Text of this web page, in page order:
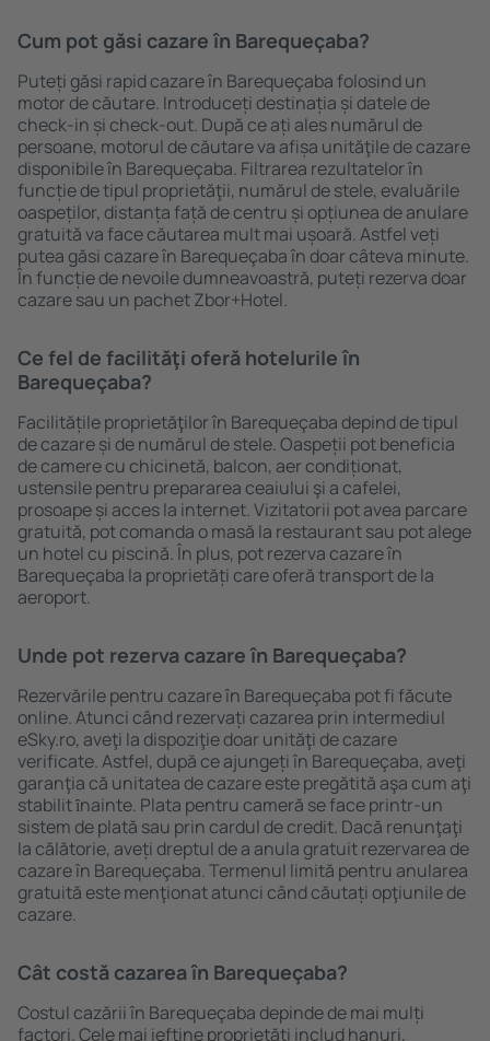
Cum pot găsi cazare în Barequeçaba?
Puteți găsi rapid cazare în Barequeçaba folosind un
motor de căutare. Introduceți destinația și datele de
check-in și check-out. După ce ați ales numărul de
persoane, motorul de căutare va afișa unităţile de cazare
disponibile în Barequeçaba. Filtrarea rezultatelor în
funcție de tipul proprietăţii, numărul de stele, evaluările
oaspeților, distanța față de centru și opțiunea de anulare
gratuită va face căutarea mult mai ușoară. Astfel veți
putea găsi cazare în Barequeçaba în doar câteva minute.
În funcție de nevoile dumneavoastră, puteți rezerva doar
cazare sau un pachet Zbor+Hotel.
Ce fel de facilităţi oferă hotelurile în
Barequeçaba?
Facilitățile proprietăţilor în Barequeçaba depind de tipul
de cazare și de numărul de stele. Oaspeții pot beneficia
de camere cu chicinetă, balcon, aer condiționat,
ustensile pentru prepararea ceaiului şi a cafelei,
prosoape și acces la internet. Vizitatorii pot avea parcare
gratuită, pot comanda o masă la restaurant sau pot alege
un hotel cu piscină. În plus, pot rezerva cazare în
Barequeçaba la proprietăți care oferă transport de la
aeroport.
Unde pot rezerva cazare în Barequeçaba?
Rezervările pentru cazare în Barequeçaba pot fi făcute
online. Atunci când rezervați cazarea prin intermediul
eSky.ro, aveţi la dispoziţie doar unităţi de cazare
verificate. Astfel, după ce ajungeți în Barequeçaba, aveţi
garanţia că unitatea de cazare este pregătită aşa cum aţi
stabilit ȋnainte. Plata pentru cameră se face printr-un
sistem de plată sau prin cardul de credit. Dacă renunţaţi
la călătorie, aveți dreptul de a anula gratuit rezervarea de
cazare în Barequeçaba. Termenul limită pentru anularea
gratuită este menţionat atunci când căutați opţiunile de
cazare.
Cât costă cazarea în Barequeçaba?
Costul cazării în Barequeçaba depinde de mai mulți
factori. Cele mai ieftine proprietăți includ hanuri,